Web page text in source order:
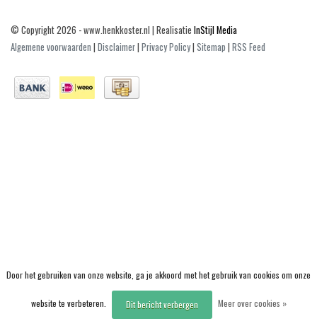
© Copyright 2026 - www.henkkoster.nl | Realisatie InStijl Media
Algemene voorwaarden | Disclaimer| Privacy Policy| Sitemap | RSS Feed
Door het gebruiken van onze website, ga je akkoord met het gebruik van cookies om onze
website te verbeteren. Dit bericht verbergen Meer over cookies »